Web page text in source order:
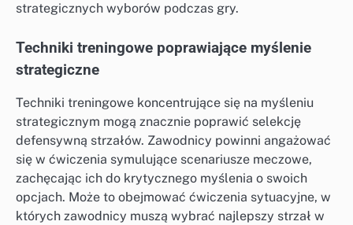
strategicznych wyborów podczas gry.
Techniki treningowe poprawiające myślenie
strategiczne
Techniki treningowe koncentrujące się na myśleniu
strategicznym mogą znacznie poprawić selekcję
defensywną strzałów. Zawodnicy powinni angażować
się w ćwiczenia symulujące scenariusze meczowe,
zachęcając ich do krytycznego myślenia o swoich
opcjach. Może to obejmować ćwiczenia sytuacyjne, w
których zawodnicy muszą wybrać najlepszy strzał w